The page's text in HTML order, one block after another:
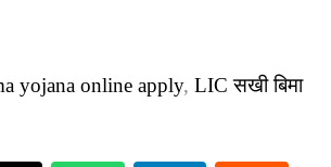
yojana online apply,LIC सखी बिमा